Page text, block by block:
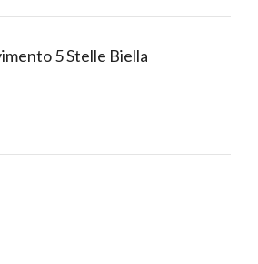
5 Stelle Biella